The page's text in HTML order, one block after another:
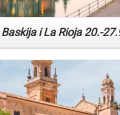
Read More